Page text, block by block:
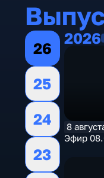
26
25
24
23
2026
8
Эфир